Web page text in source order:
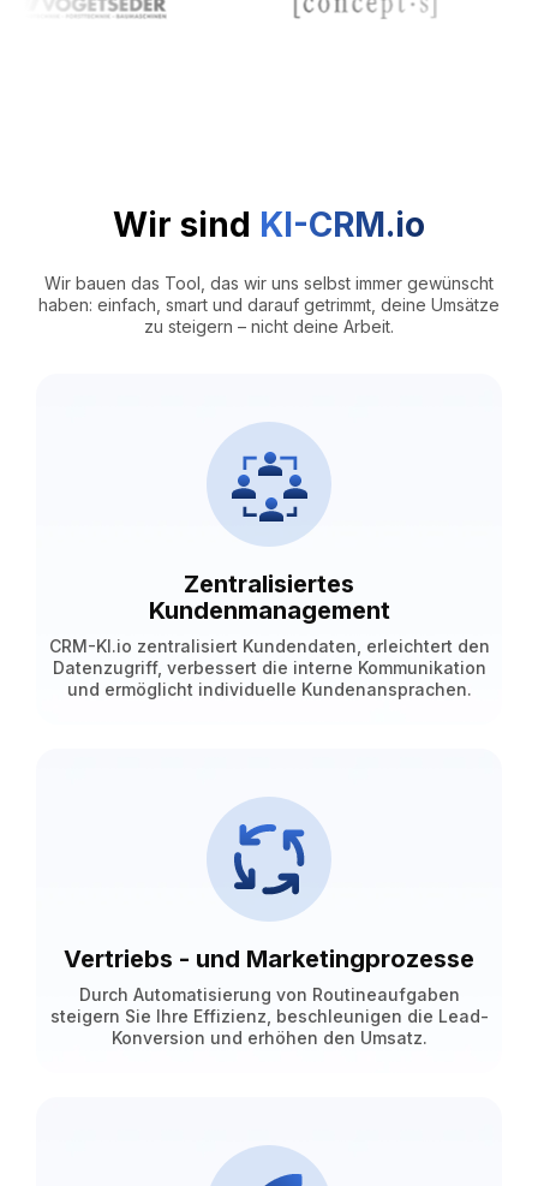
Wir sind KI-CRM.io
Wir bauen das Tool, das wir uns selbst immer gewünscht
haben: einfach, smart und darauf getrimmt, deine Umsätze
zu steigern – nicht deine Arbeit.
Zentralisiertes
Kundenmanagement
CRM-KI.io zentralisiert Kundendaten, erleichtert den
Datenzugriff, verbessert die interne Kommunikation
und ermöglicht individuelle Kundenansprachen.
Vertriebs - und Marketingprozesse
Durch Automatisierung von Routineaufgaben
steigern Sie Ihre Effizienz, beschleunigen die Lead-
Konversion und erhöhen den Umsatz.